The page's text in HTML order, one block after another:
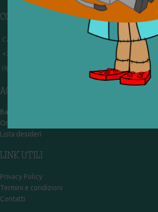
CONTATTI
Campobasso - via Garibaldi 51
+39 328 767 9587
rigiocattolocb@gmail.com
ACCOUNT
Bacheca
Ordini
Lista desideri
LINK UTILI
Privacy Policy
Termini e condizioni
Contatti